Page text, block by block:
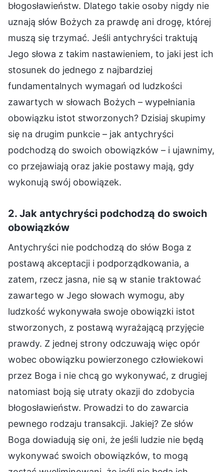
błogosławieństw. Dlatego takie osoby nigdy nie
uznają słów Bożych za prawdę ani drogę, której
muszą się trzymać. Jeśli antychryści traktują
Jego słowa z takim nastawieniem, to jaki jest ich
stosunek do jednego z najbardziej
fundamentalnych wymagań od ludzkości
zawartych w słowach Bożych – wypełniania
obowiązku istot stworzonych? Dzisiaj skupimy
się na drugim punkcie – jak antychryści
podchodzą do swoich obowiązków – i ujawnimy,
co przejawiają oraz jakie postawy mają, gdy
wykonują swój obowiązek.
2. Jak antychryści podchodzą do swoich
obowiązków
Antychryści nie podchodzą do słów Boga z
postawą akceptacji i podporządkowania, a
zatem, rzecz jasna, nie są w stanie traktować
zawartego w Jego słowach wymogu, aby
ludzkość wykonywała swoje obowiązki istot
stworzonych, z postawą wyrażającą przyjęcie
prawdy. Z jednej strony odczuwają więc opór
wobec obowiązku powierzonego człowiekowi
przez Boga i nie chcą go wykonywać, z drugiej
natomiast boją się utraty okazji do zdobycia
błogosławieństw. Prowadzi to do zawarcia
pewnego rodzaju transakcji. Jakiej? Ze słów
Boga dowiadują się oni, że jeśli ludzie nie będą
wykonywać swoich obowiązków, to mogą